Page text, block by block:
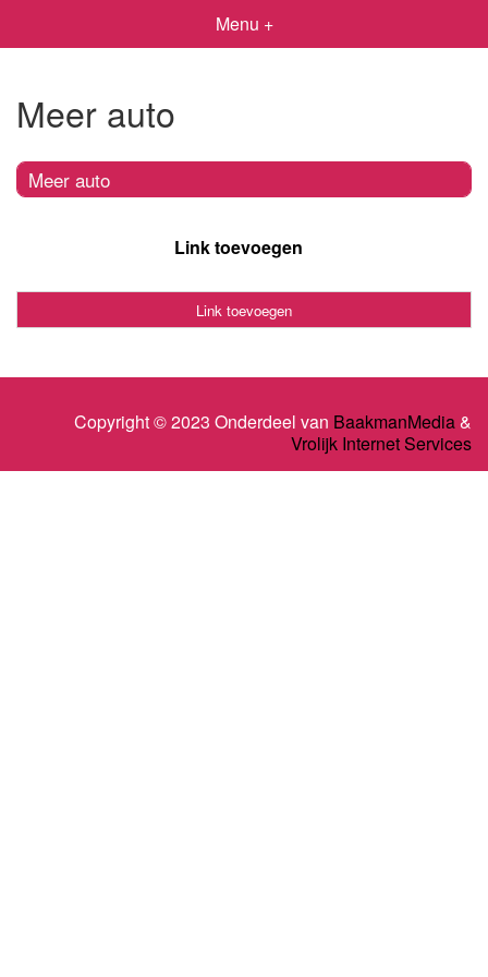
Menu +
Meer auto
Meer auto
Link toevoegen
Link toevoegen
Copyright © 2023 Onderdeel van BaakmanMedia&
Vrolijk Internet Services